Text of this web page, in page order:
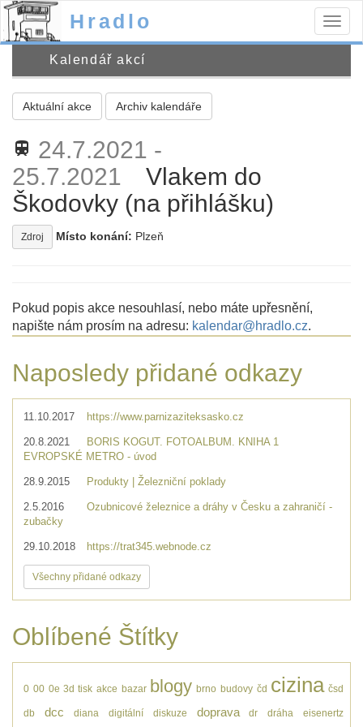
Hradlo
Kalendář akcí
Aktuální akce Archiv kalendáře
train 24.7.2021 -
25.7.2021
Vlakem do
Škodovky (na přihlášku)
Zdroj Místo konání: Plzeň
Pokud popis akce nesouhlasí, nebo máte upřesnění,
napište nám prosím na adresu: kalendar@hradlo.cz.
Naposledy přidané odkazy
11.10.2017 https://www.parnizaziteksasko.cz
20.8.2021
BORIS KOGUT. FOTOALBUM. KNIHA 1
EVROPSKÉ METRO - úvod
28.9.2015 Produkty | Železniční poklady
2.5.2016
Ozubnicové železnice a dráhy v Česku a zahraničí -
zubačky
29.10.2018 https://trat345.webnode.cz
Všechny přidané odkazy
Oblíbené Štítky
0 00 0e 3d tisk akce bazar blogy brno budovy čd cizina čsd
db dcc diana digitální diskuze doprava dr dráha eisenertz